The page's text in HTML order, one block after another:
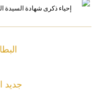
جديد